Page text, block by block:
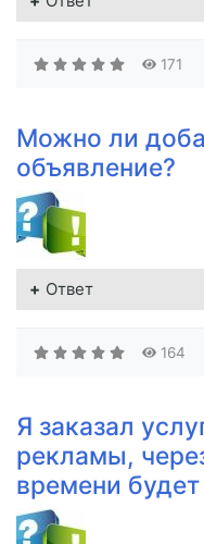
171
Можно ли
объявление?
Ответ
164
Я заказал
рекламы,
времени